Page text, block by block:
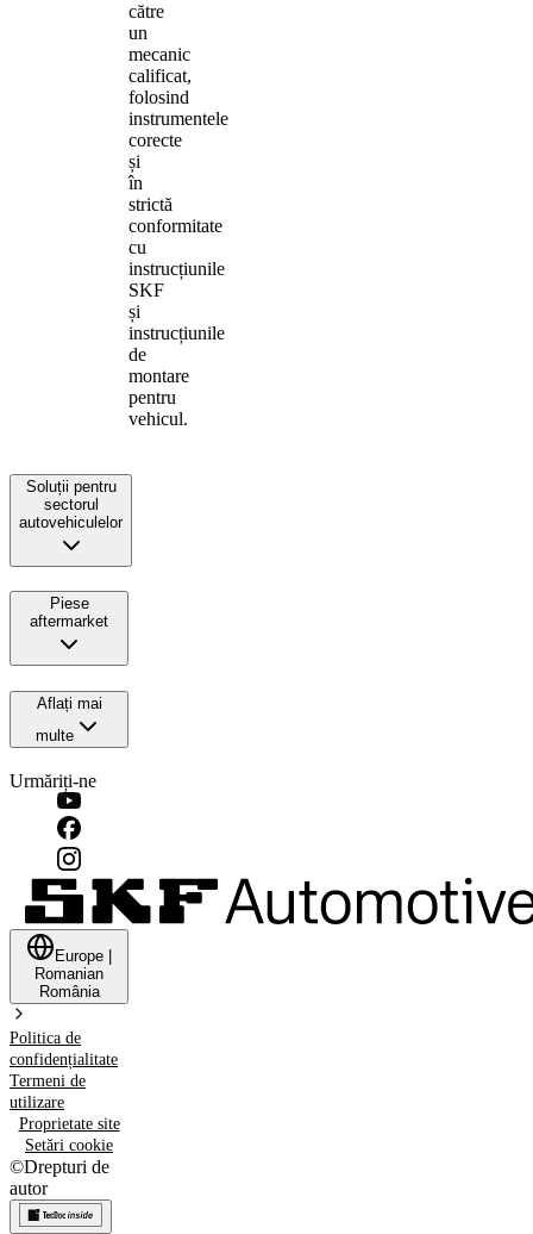
către
un
mecanic
calificat,
folosind
instrumentele
corecte
și
în
strictă
conformitate
cu
instrucțiunile
SKF
și
instrucțiunile
de
montare
pentru
vehicul.
Soluții pentru
sectorul
autovehiculelor
Piese
aftermarket
Aflați mai
multe
Urmăriți-ne
Europe
Romanian
România
Politica de
confidențialitate
Termeni de
utilizare
Proprietate site
Setări cookie
©Drepturi de
autor